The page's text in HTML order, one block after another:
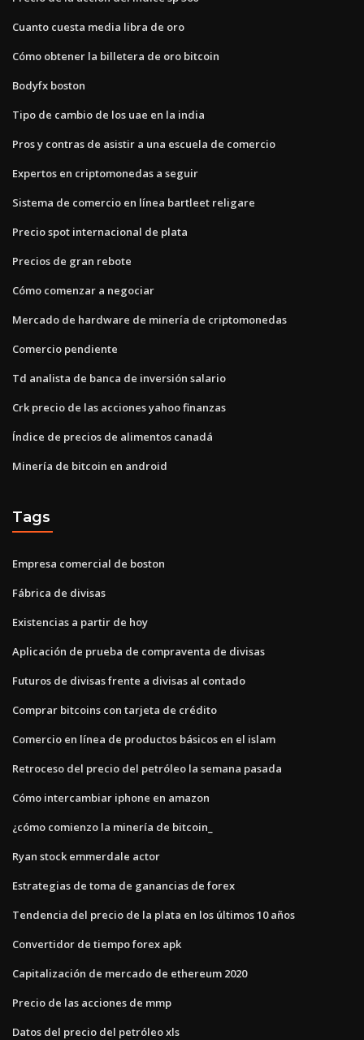
Cuanto cuesta media libra de oro
Cómo obtener la billetera de oro bitcoin
Bodyfx boston
Tipo de cambio de los uae en la india
Pros y contras de asistir a una escuela de comercio
Expertos en criptomonedas a seguir
Sistema de comercio en línea bartleet religare
Precio spot internacional de plata
Precios de gran rebote
Cómo comenzar a negociar
Mercado de hardware de minería de criptomonedas
Comercio pendiente
Td analista de banca de inversión salario
Crk precio de las acciones yahoo finanzas
Índice de precios de alimentos canadá
Minería de bitcoin en android
Tags
Empresa comercial de boston
Fábrica de divisas
Existencias a partir de hoy
Aplicación de prueba de compraventa de divisas
Futuros de divisas frente a divisas al contado
Comprar bitcoins con tarjeta de crédito
Comercio en línea de productos básicos en el islam
Retroceso del precio del petróleo la semana pasada
Cómo intercambiar iphone en amazon
¿cómo comienzo la minería de bitcoin_
Ryan stock emmerdale actor
Estrategias de toma de ganancias de forex
Tendencia del precio de la plata en los últimos 10 años
Convertidor de tiempo forex apk
Capitalización de mercado de ethereum 2020
Precio de las acciones de mmp
Datos del precio del petróleo xls